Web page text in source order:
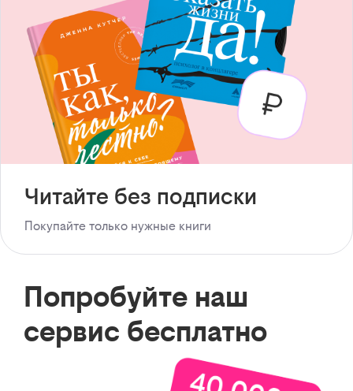
Читайте без подписки
Покупайте только нужные книги
Попробуйте наш
сервис бесплатно